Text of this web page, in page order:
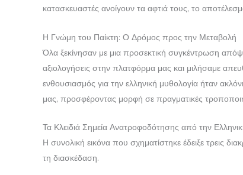
κατασκευαστές ανοίγουν τα αφτιά τους, το
Η Γνώμη του Παίκτη: Ο Δρόμος προς την Μεταβολή
Όλα ξεκίνησαν με μια προσεκτική συγκέντρωση
αξιολογήσεις στην πλατφόρμα μας και μιλήσαμε
ενθουσιασμός για την ελληνική μυθολογία ήταν
μας, προσφέροντας μορφή σε πραγματικές
Τα Κλειδιά Σημεία Ανατροφοδότησης από την
Η συνολική εικόνα που σχηματίστηκε έδειξε τρεις
τη διασκέδαση.